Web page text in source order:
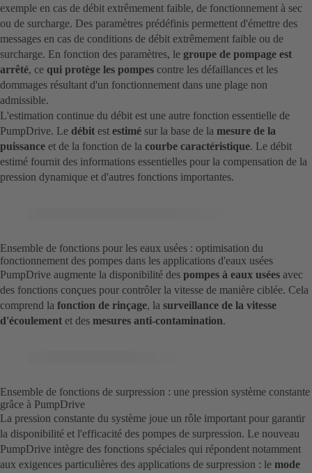
exemple en cas de débit extrêmement faible, de fonctionnement à sec
ou de surcharge. Des paramètres prédéfinis permettent d'émettre des
messages en cas de conditions de débit extrêmement faible ou de
surcharge. En fonction des paramètres, le groupe de pompage est
arrêté, ce qui protège les pompes contre les défaillances et les
dommages résultant d'un fonctionnement dans une plage non
admissible.
L'estimation continue du débit est une autre fonction essentielle de
PumpDrive. Le débit est estimé sur la base de la mesure de la
puissance et de la fonction de la courbe caractéristique. Le débit
estimé fournit des informations essentielles pour la compensation de la
pression dynamique et d'autres fonctions importantes.
Ensemble de fonctions pour les eaux usées : optimisation du
fonctionnement des pompes dans les applications d'eaux usées
PumpDrive augmente la disponibilité des pompes à eaux usées avec
des fonctions conçues pour contrôler la vitesse de manière ciblée. Cela
comprend la fonction de rinçage, la surveillance de la vitesse
d'écoulement et des mesures anti-contamination.
Ensemble de fonctions de surpression : une pression système constante
grâce à PumpDrive
La pression constante du système joue un rôle important pour garantir
la disponibilité et l'efficacité des pompes de surpression. Le nouveau
PumpDrive intègre des fonctions spéciales qui répondent notamment
aux exigences particulières des applications de surpression : le mode